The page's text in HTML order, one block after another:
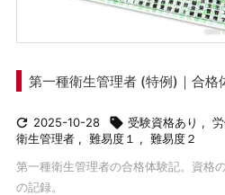
第一種衛生管理者 (特例)｜合格
 2025-10-28  受験資格あり ,
衛生管理者 , 難易度１ , 難易度２
第一種衛生管理者の合格体験記。資格
の記録。